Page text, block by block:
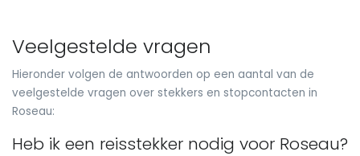
Veelgestelde vragen
Hieronder volgen de antwoorden op een aantal van de
veelgestelde vragen over stekkers en stopcontacten in
Roseau:
Heb ik een reisstekker nodig voor Roseau?